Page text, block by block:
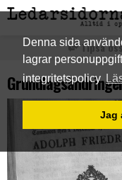
Denna sida
lagrar
integritetspolicy
Jag
Tipsa